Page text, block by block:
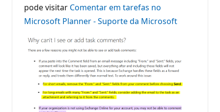
pode visitar Comentar em tarefas no
Microsoft Planner - Suporte da Microsoft